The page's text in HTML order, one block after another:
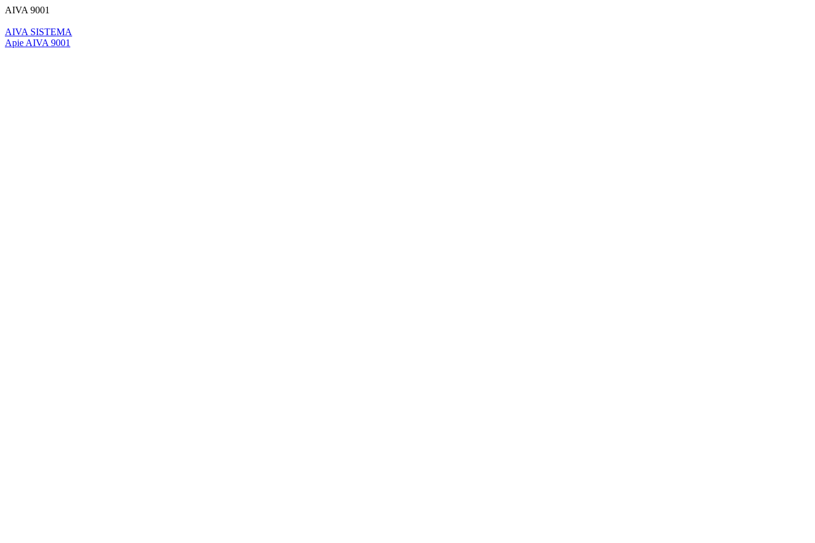
AIVA 9001
AIVA SISTEMA
Apie AIVA 9001